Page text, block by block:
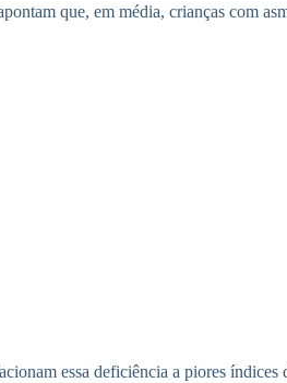
que, em média, crianças com
essa deficiência a piores